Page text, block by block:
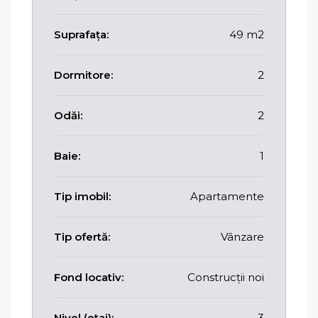
Suprafața: 49 m2
Dormitore: 2
Odăi: 2
Baie: 1
Tip imobil: Apartamente
Tip ofertă: Vânzare
Fond locativ: Construcții noi